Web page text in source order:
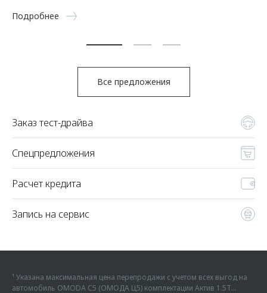
Подробнее
Все предложения
Заказ тест-драйва
Спецпредложения
Расчет кредита
Запись на сервис
¹ Указана максимальная цена перепродажи с учетом всех выгод на
автомобиль OMODA C5 (ОМОДА Ц5) комплектации Актив 1.5Т